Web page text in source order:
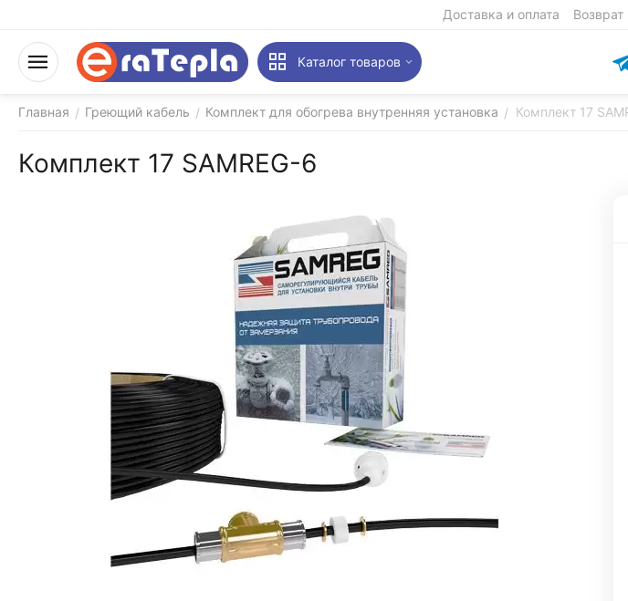
Доставка и оплата
Каталог товаров
Главная / Греющий кабель / Комплект для обогрева внутренняя установка / Комплект 17
Комплект 17 SAMREG-6